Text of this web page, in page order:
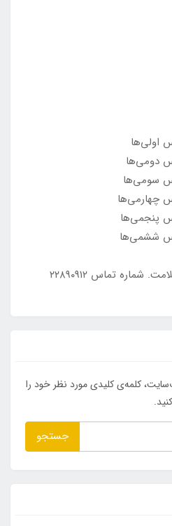
اولی‌ها
دومی‌ها
سومی‌ها
چهارمی‌ها
پنجمی‌ها
ششمی‌ها
مرکز مشاوره ره‌یافتگان سلامت. شماره تماس ۲۲۸۹۰۹۱۲
کلمه‌ی کلیدی مورد نظر خود را
جستجو